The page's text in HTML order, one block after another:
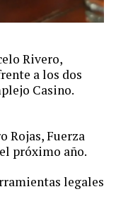
Rivero,
a los dos
Casino.
Rojas, Fuerza
próximo año.
legales